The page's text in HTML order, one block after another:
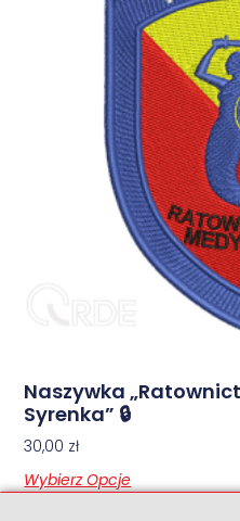
Naszywka
Syrenka” 🔒
30,00 zł
Wybierz Opcje